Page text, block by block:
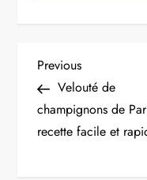
N
a
v
Previous
Post
Previous
Velouté de
champignons de
recette facile et